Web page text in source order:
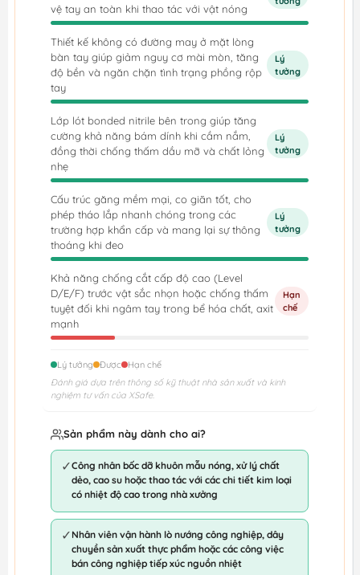
vệ tay an toàn khi thao tác với vật nóng
Thiết kế không có đường may ở mặt lòng
bàn tay giúp giảm nguy cơ mài mòn, tăng
độ bền và ngăn chặn tình trạng phồng rộp
tay
Lý
tưởng
Lớp lót bonded nitrile bên trong giúp tăng
cường khả năng bám dính khi cầm nắm,
đồng thời chống thấm dầu mỡ và chất lỏng
nhẹ
Lý
tưởng
Cấu trúc găng mềm mại, co giãn tốt, cho
phép tháo lắp nhanh chóng trong các
trường hợp khẩn cấp và mang lại sự thông
thoáng khi đeo
Lý
tưởng
Khả năng chống cắt cấp độ cao (Level
D/E/F) trước vật sắc nhọn hoặc chống thấm
tuyệt đối khi ngâm tay trong bể hóa chất, axit
mạnh
Hạn
chế
Lý tưởng Được
Hạn chế
Đánh giá dựa trên thông số kỹ thuật nhà sản xuất và kinh
nghiệm tư vấn của XSafe.
Sản phẩm này dành cho ai?
✓Công nhân bốc dỡ khuôn mẫu nóng, xử lý chất
dẻo, cao su hoặc thao tác với các chi tiết kim loại
có nhiệt độ cao trong nhà xưởng
✓ Nhân viên vận hành lò nướng công nghiệp, dây
chuyền sản xuất thực phẩm hoặc các công việc
bán công nghiệp tiếp xúc nguồn nhiệt